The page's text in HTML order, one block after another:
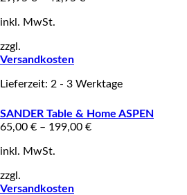
inkl. MwSt.
zzgl.
Versandkosten
Lieferzeit: 2 - 3 Werktage
SANDER Table & Home ASPEN
65,00 € – 199,00 €
inkl. MwSt.
zzgl.
Versandkosten